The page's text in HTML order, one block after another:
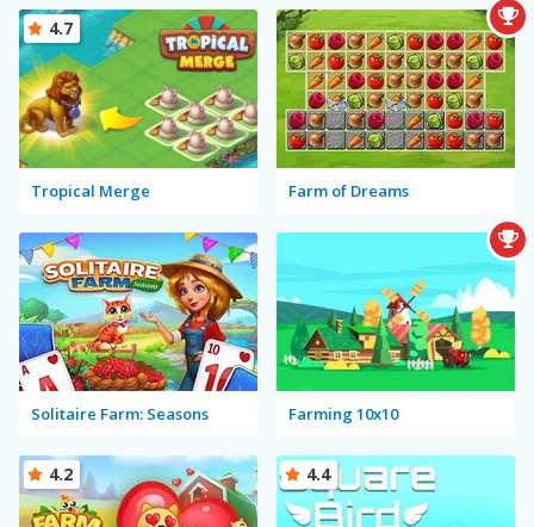
Tropical Merge
4.7
Farm of Dreams
Solitaire Farm: Seasons Farming 10x10
4.2 4.4